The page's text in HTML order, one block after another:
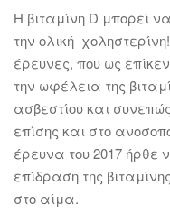
Η βιταμίνη D μπορεί
την ολική
έρευνες, που ως
την ωφέλεια της
ασβεστίου και
επίσης και στο
έρευνα του 2017 ήρθε
επίδραση της
στο αίμα.